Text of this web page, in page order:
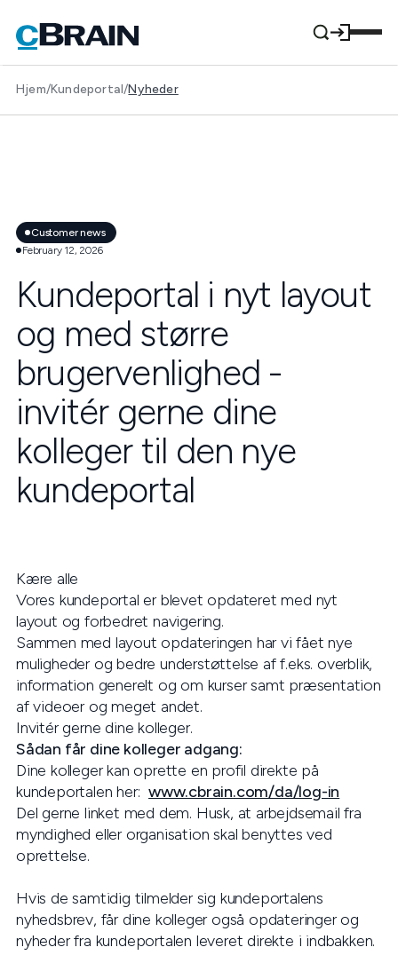
Hjem/Kundeportal/Nyheder
Customer news
February 12, 2026
Kundeportal i nyt layout
og med større
brugervenlighed -
invitér gerne dine
kolleger til den nye
kundeportal
Kære alle
Vores kundeportal er blevet opdateret med nyt
layout og forbedret navigering.
Sammen med layout opdateringen har vi fået nye
muligheder og bedre understøttelse af f.eks. overblik,
information generelt og om kurser samt præsentation
af videoer og meget andet.
Invitér gerne dine kolleger.
Sådan får dine kolleger adgang:
Dine kolleger kan oprette en profil direkte på
kundeportalen her:www.cbrain.com/da/log-in
Del gerne linket med dem. Husk, at arbejdsemail fra
myndighed eller organisation skal benyttes ved
oprettelse.
Hvis de samtidig tilmelder sig kundeportalens
nyhedsbrev, får dine kolleger også opdateringer og
nyheder fra kundeportalen leveret direkte i indbakken.